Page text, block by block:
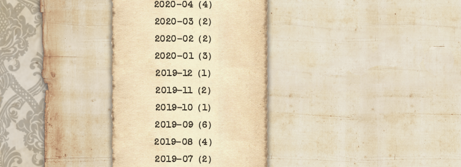
2020-04（4）
2020-03（2）
2020-02（2）
2020-01（3）
2019-12（1）
2019-11（2）
2019-10（1）
2019-09（6）
2019-08（4）
2019-07（2）